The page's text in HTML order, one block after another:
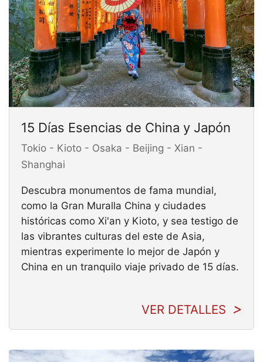
15 Días Esencias de China y Japón
Tokio - Kioto - Osaka - Beijing - Xian -
Shanghai
Descubra monumentos de fama mundial,
como la Gran Muralla China y ciudades
históricas como Xi'an y Kioto, y sea testigo de
las vibrantes culturas del este de Asia,
mientras experimente lo mejor de Japón y
China en un tranquilo viaje privado de 15 días.
VER DETALLES